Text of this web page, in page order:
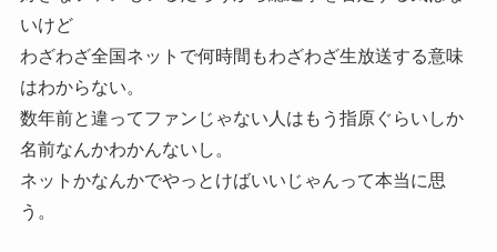
いけど
わざわざ全国ネットで何時間もわざわざ生放送する意味
はわからない。
数年前と違ってファンじゃない人はもう指原ぐらいしか
名前なんかわかんないし。
ネットかなんかでやっとけばいいじゃんって本当に思
う。